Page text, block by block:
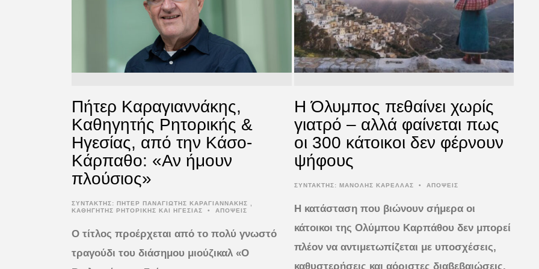
Πήτερ Καραγιαννάκης,
Καθηγητής Ρητορικής &
Ηγεσίας, από την Κάσο-
Κάρπαθο: «Αν ήμουν
πλούσιος»
ΣΥΝΤΆΚΤΗΣ: ΠΗΤΕΡ ΠΑΝΑΓΙΩΤΗΣ ΚΑΡΑΓΙΑΝΝΑΚΗΣ ,
ΚΑΘΗΓΗΤΗΣ ΡΗΤΟΡΙΚΗΣ ΚΑΙ ΗΓΕΣΙΑΣ
• ΑΠΟΨΕΙΣ
Ο τίτλος προέρχεται από το πολύ γνωστό
τραγούδι του διάσημου μιούζικαλ «Ο
Η Όλυμπος πεθαίνει χωρίς
γιατρό – αλλά φαίνεται πως
οι 300 κάτοικοι δεν φέρνουν
ψήφους
ΣΥΝΤΆΚΤΗΣ: ΜΑΝΟΛΗΣ ΚΑΡΕΛΛΑΣ • ΑΠΟΨΕΙΣ
Η κατάσταση που βιώνουν σήμερα οι
κάτοικοι της Ολύμπου Καρπάθου δεν μπορεί
πλέον να αντιμετωπίζεται με υποσχέσεις,
καθυστερήσεις και αόριστες διαβεβαιώσεις.